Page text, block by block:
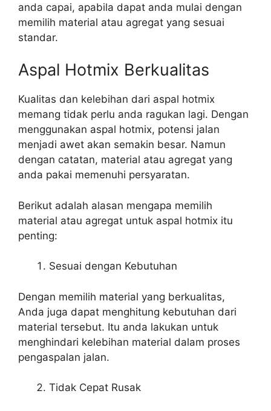
anda capai, apabila dapat anda mulai dengan
memilih material atau agregat yang sesuai
standar.
Aspal Hotmix Berkualitas
Kualitas dan kelebihan dari aspal hotmix
memang tidak perlu anda ragukan lagi. Dengan
menggunakan aspal hotmix, potensi jalan
menjadi awet akan semakin besar. Namun
dengan catatan, material atau agregat yang
anda pakai memenuhi persyaratan.
Berikut adalah alasan mengapa memilih
material atau agregat untuk aspal hotmix itu
penting:
Sesuai dengan Kebutuhan
Dengan memilih material yang berkualitas,
Anda juga dapat menghitung kebutuhan dari
material tersebut. Itu anda lakukan untuk
menghindari kelebihan material dalam proses
pengaspalan jalan.
Tidak Cepat Rusak